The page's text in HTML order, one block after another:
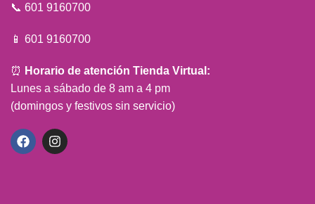
📞 601 9160700
📱 601 9160700
⏰ Horario de atención Tienda Virtual:
Lunes a sábado de 8 am a 4 pm
(domingos y festivos sin servicio)